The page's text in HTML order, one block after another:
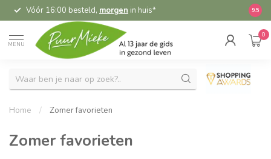
Vóór 16:00 besteld, morgen in huis* 9.5
MENU
0
Home / Zomer favorieten
Zomer favorieten